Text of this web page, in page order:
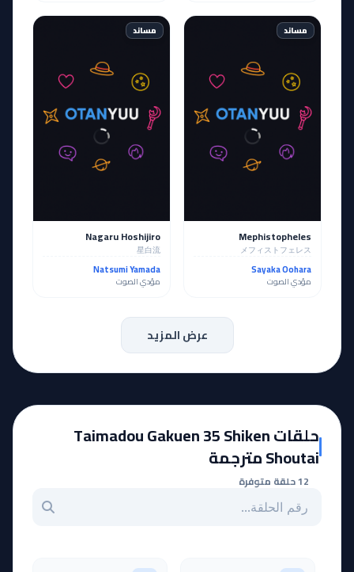
مساند
Mephistopheles
メフィストフェレス
Sayaka Oohara
مؤدي الصوت
مساند
Nagaru Hoshijiro
星白流
Natsumi Yamada
مؤدي الصوت
عرض المزيد
حلقات Taimadou Gakuen 35 Shiken
Shoutai مترجمة
12 حلقة متوفرة
بحث عن حلقة بالرقم